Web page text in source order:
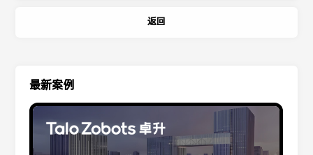
返回
最新案例